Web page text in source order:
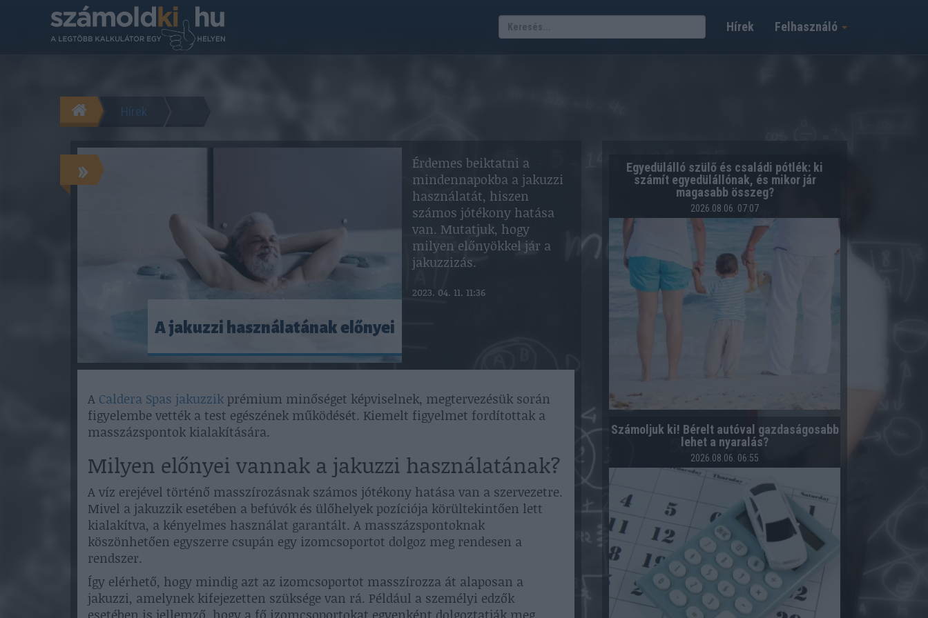
Felhasználó
Hírek
Hírek
»
A jakuzzi használatának előnyei
Érdemes beiktatni a
mindennapokba a jakuzzi
használatát, hiszen
számos jótékony hatása
van. Mutatjuk, hogy
milyen előnyökkel jár a
jakuzzizás.
2023. 04. 11. 11:36
A Caldera Spas jakuzzikprémium minőséget képviselnek, megtervezésük során
figyelembe vették a test egészének működését. Kiemelt figyelmet fordítottak a
masszázspontok kialakítására.
Milyen előnyei vannak a jakuzzi használatának?
A víz erejével történő masszírozásnak számos jótékony hatása van a szervezetre.
Mivel a jakuzzik esetében a befúvók és ülőhelyek pozíciója körültekintően lett
kialakítva, a kényelmes használat garantált. A masszázspontoknak
köszönhetően egyszerre csupán egy izomcsoportot dolgoz meg rendesen a
rendszer.
Így elérhető, hogy mindig azt az izomcsoportot masszírozza át alaposan a
jakuzzi, amelynek kifejezetten szüksége van rá. Például a személyi edzők
esetében is jellemző, hogy a fő izomcsoportokat egyenként dolgoztatják meg,
Egyedülálló szülő és családi pótlék: ki
számít egyedülállónak, és mikor jár
magasabb összeg?
2026.08.06. 07:07
Számoljuk ki! Bérelt autóval gazdaságosabb
lehet a nyaralás?
2026.08.06. 06:55